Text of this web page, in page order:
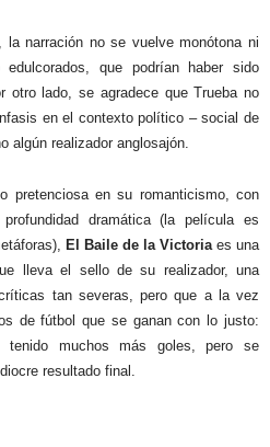
narración no se vuelve monótona ni
que podrían haber sido
otro lado, se agradece que Trueba no
en el contexto político – social de
algún realizador anglosajón.
pretenciosa en su romanticismo, con
dramática (la película es
El Baile de la Victoria es una
lleva el sello de su realizador, una
tan severas, pero que a la vez
de fútbol que se ganan con lo justo:
tenido muchos más goles, pero se
resultado final.